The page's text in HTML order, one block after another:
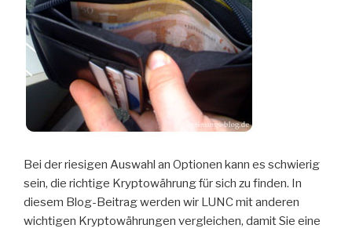
Bei der riesigen Auswahl an Optionen kann es schwierig
sein, die richtige Kryptowährung für sich zu finden. In
diesem Blog-Beitrag werden wir LUNC mit anderen
wichtigen Kryptowährungen vergleichen, damit Sie eine